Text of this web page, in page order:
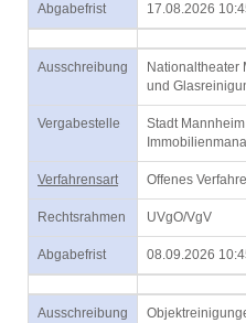
Abgabefrist 17.08.2026
Ausschreibung
Nationaltheater
und
Vergabestelle
Stadt
Verfahrensart Offenes
Rechtsrahmen UVgO/VgV
Abgabefrist 08.09.2026
Ausschreibung